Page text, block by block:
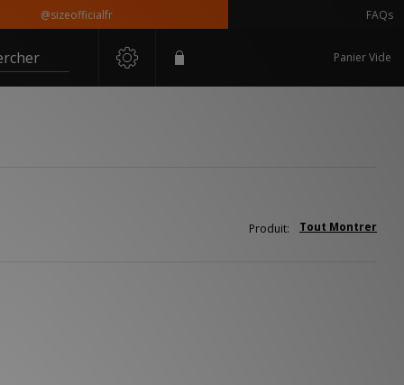
@sizeofficialfr FAQs
Panier Vide
Tout Montrer
Produit: